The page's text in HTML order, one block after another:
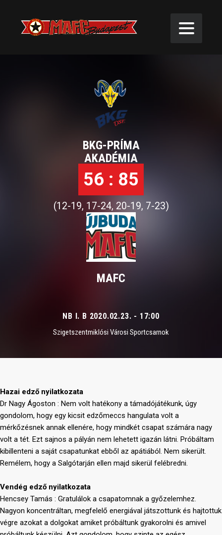
21. FORDULÓ NB1B
BKG-PRÍMA
AKADÉMIA
56 : 85
(12-19, 17-24, 20-19, 7-23)
MAFC
NB I. B 2020.02.23. - 17:00
Szigetszentmiklósi Városi Sportcsarnok
Hazai edző nyilatkozata
Dr Nagy Ágoston : Nem volt hatékony a támadójátékunk, úgy
gondolom, hogy egy kicsit edzőmeccs hangulata volt a
mérkőzésnek annak ellenére, hogy mindkét csapat számára nagy
volt a tét. Ezt sajnos a pályán nem lehetett igazán látni. Próbáltam
kibillenteni a saját csapatunkat ebből az apátiából. Nem sikerült.
Remélem, hogy a Salgótarján ellen majd sikerül felébredni.
Vendég edző nyilatkozata
Hencsey Tamás : Gratulálok a csapatomnak a győzelemhez.
Nagyon koncentráltan, megfelelő energiával játszottunk és hajtottuk
végre azokat a dolgokat amiket próbáltunk gyakorolni és amivel